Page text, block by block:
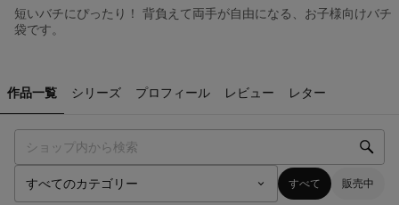
短いバチにぴったり！ 背負えて両手が自由になる、お子様向けバチ
袋です。
作品一覧 シリーズ プロフィール レビュー レター
すべて 販売中